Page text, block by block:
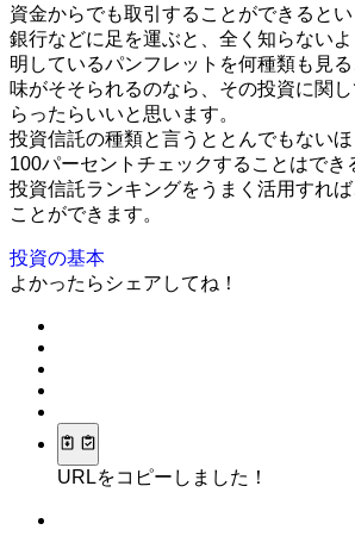
資金からでも取引することができるとい
銀行などに足を運ぶと、全く知らない
明しているパンフレットを何種類も見
味がそそられるのなら、その投資に関
らったらいいと思います。
投資信託の種類と言うととんでもない
100パーセントチェックすることはでき
投資信託ランキングをうまく活用すれば
ことができます。
投資の基本
よかったらシェアしてね！
URLをコピーしました！